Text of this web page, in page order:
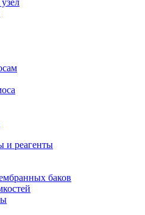
и реагенты
баков